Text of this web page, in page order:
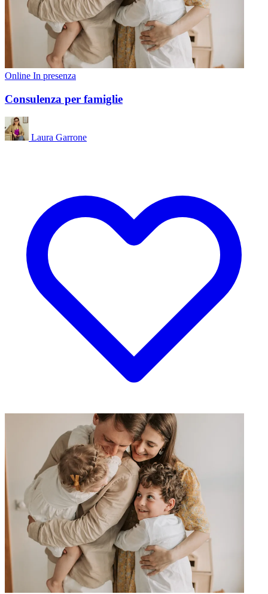
Online In presenza
Consulenza per famiglie
Laura Garrone